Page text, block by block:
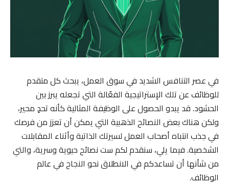
في عصر التنافس الشديد في سوق العمل، يبحث كل متقدم
للوظائف عن تلك الإستراتيجية الفعّالة التي تجعله يبرز بين
الحشود. قد يبدو الحصول على الوظيفة المثالية كأنه تحدٍ محير،
ولكن هناك بعض النصائح الذهبية التي يمكن أن تعزز من فرصك
في جذب انتباه أصحاب العمل لسيرتك الذاتية وأثناء المقابلات
الشخصية. فيما يلي، سنقدم لكم ست نصائح حيوية وسرية، والتي
من شأنها أن تساعدكم في الانطلاق نحو النجاح في عالم
الوظائف.